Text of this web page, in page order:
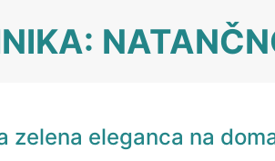
zelena eleganca na